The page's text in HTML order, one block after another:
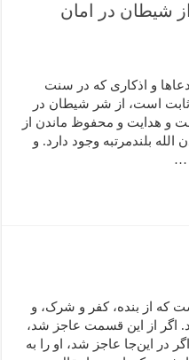
شیطان در امان
و اذکاری که در سنت
است، از شر شیطان در
و هدایت و محفوظ ماندن از
بلندمرتبه وجود دارد. و
…
که از بنده، کفر و شرک، و
اگر از این قسمت عاجز شد،
در این‌جا عاجز شد، او را به